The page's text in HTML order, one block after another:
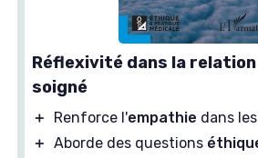
Réflexivité dans la
soigné
＋ Renforce l'empathie dans
＋ Aborde des questions